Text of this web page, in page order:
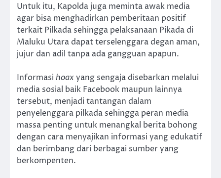
Untuk itu, Kapolda juga meminta awak media
agar bisa menghadirkan pemberitaan positif
terkait Pilkada sehingga pelaksanaan Pikada di
Maluku Utara dapat terselenggara degan aman,
jujur dan adil tanpa ada gangguan apapun.
Informasi hoaxyang sengaja disebarkan melalui
media sosial baik Facebook maupun lainnya
tersebut, menjadi tantangan dalam
penyelenggara pilkada sehingga peran media
massa penting untuk menangkal berita bohong
dengan cara menyajikan informasi yang edukatif
dan berimbang dari berbagai sumber yang
berkompenten.